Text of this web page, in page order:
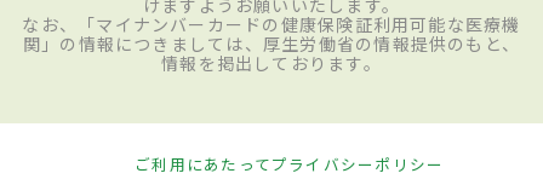
けますようお願いいたします。
なお、「マイナンバーカードの健康保険証利用可能な医療機
関」の情報につきましては、厚生労働省の情報提供のもと、
情報を掲出しております。
ご利用にあたってプライバシーポリシー